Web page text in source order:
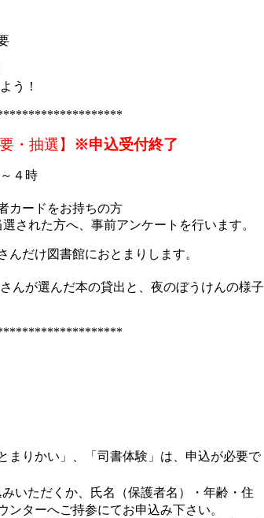
う！
・抽選】 ※申込受付終了
４時
カードをお持ちの方
れた方へ、事前アンケートを行います。
だけ図書館におとまりします。
んが選んだ本の貸出と、夜のぼうけんの様子
まりかい」、「司書体験」は、申込が必要で
いただくか、氏名（保護者名）・年齢・住
ターへご持参にてお申込み下さい。